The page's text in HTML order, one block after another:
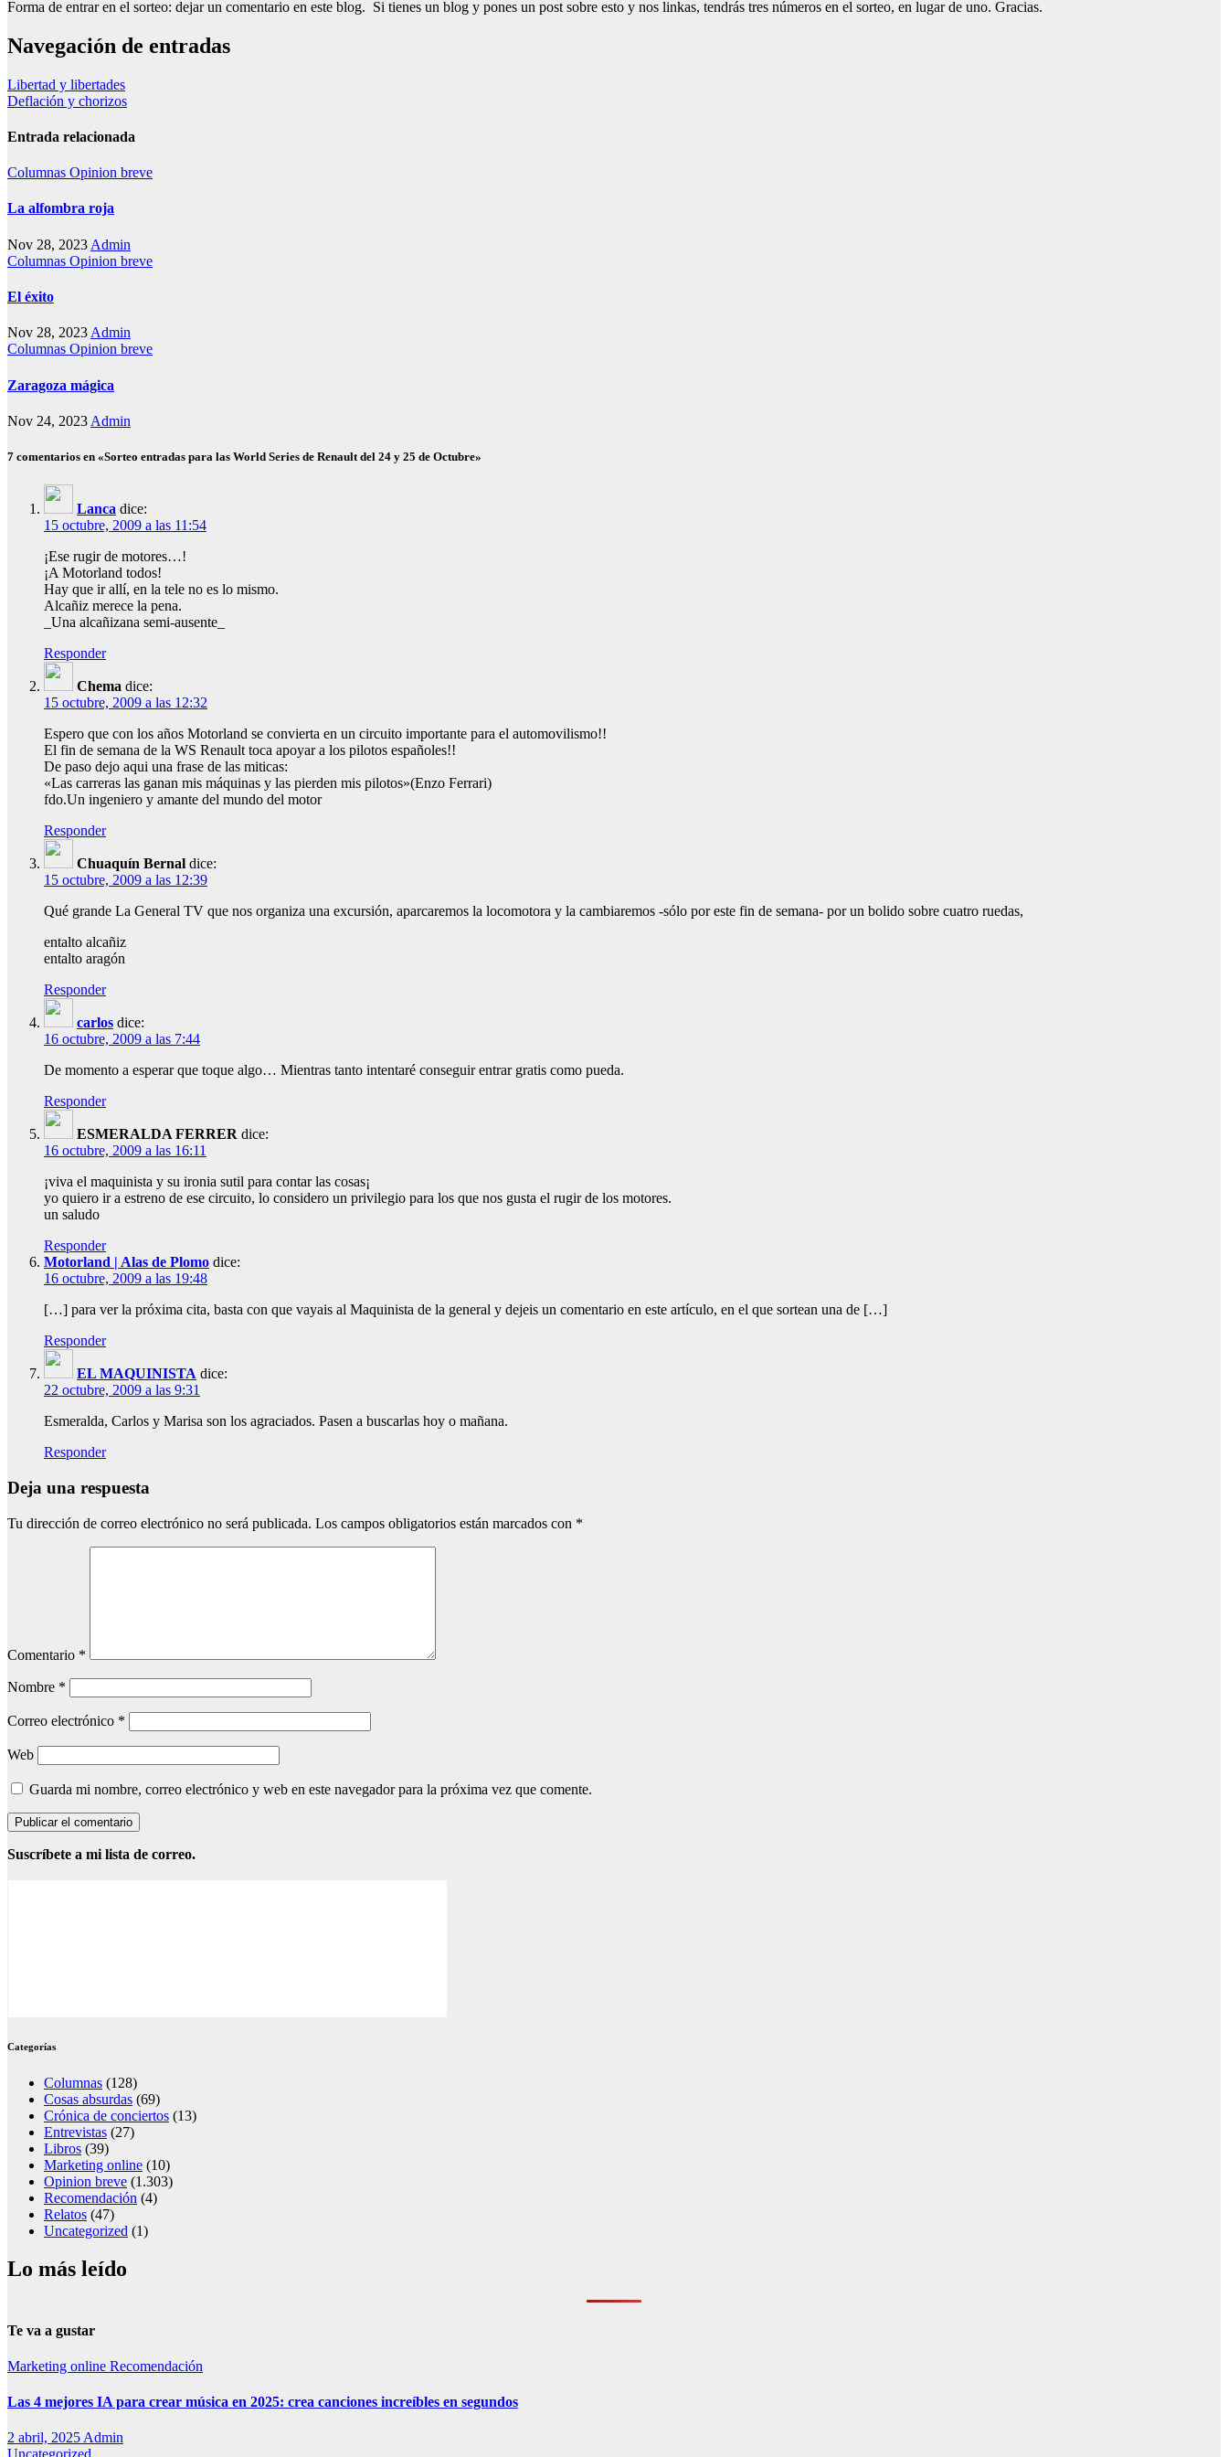
Forma de entrar en el sorteo: dejar un comentario en este blog. Si tienes un blog y pones un post sobre esto y nos linkas, tendrás tres números en el sorteo, en lugar de uno. Gracias.
Navegación de entradas
Libertad y libertades
Deflación y chorizos
Entrada relacionada
Columnas Opinion breve
La alfombra roja
Nov 28, 2023 Admin
Columnas Opinion breve
El éxito
Nov 28, 2023 Admin
Columnas Opinion breve
Zaragoza mágica
Nov 24, 2023 Admin
7 comentarios en «Sorteo entradas para las World Series de Renault del 24 y 25 de Octubre»
Lanca dice:
15 octubre, 2009 a las 11:54
¡Ese rugir de motores…!
¡A Motorland todos!
Hay que ir allí, en la tele no es lo mismo.
Alcañiz merece la pena.
_Una alcañizana semi-ausente_
Responder
Chema dice:
15 octubre, 2009 a las 12:32
Espero que con los años Motorland se convierta en un circuito importante para el automovilismo!!
El fin de semana de la WS Renault toca apoyar a los pilotos españoles!!
De paso dejo aqui una frase de las miticas:
«Las carreras las ganan mis máquinas y las pierden mis pilotos»(Enzo Ferrari)
fdo.Un ingeniero y amante del mundo del motor
Responder
Chuaquín Bernal dice:
15 octubre, 2009 a las 12:39
Qué grande La General TV que nos organiza una excursión, aparcaremos la locomotora y la cambiaremos -sólo por este fin de semana- por un bolido sobre cuatro ruedas,
entalto alcañiz
entalto aragón
Responder
carlos dice:
16 octubre, 2009 a las 7:44
De momento a esperar que toque algo… Mientras tanto intentaré conseguir entrar gratis como pueda.
Responder
ESMERALDA FERRER dice:
16 octubre, 2009 a las 16:11
¡viva el maquinista y su ironia sutil para contar las cosas¡
yo quiero ir a estreno de ese circuito, lo considero un privilegio para los que nos gusta el rugir de los motores.
un saludo
Responder
Motorland | Alas de Plomo dice:
16 octubre, 2009 a las 19:48
[…] para ver la próxima cita, basta con que vayais al Maquinista de la general y dejeis un comentario en este artículo, en el que sortean una de […]
Responder
EL MAQUINISTA dice:
22 octubre, 2009 a las 9:31
Esmeralda, Carlos y Marisa son los agraciados. Pasen a buscarlas hoy o mañana.
Responder
Deja una respuesta
Tu dirección de correo electrónico no será publicada. Los campos obligatorios están marcados con *
Comentario *
Nombre *
Correo electrónico *
Web
Guarda mi nombre, correo electrónico y web en este navegador para la próxima vez que comente.
Suscríbete a mi lista de correo.
Categorías
Columnas (128)
Cosas absurdas (69)
Crónica de conciertos (13)
Entrevistas (27)
Libros (39)
Marketing online (10)
Opinion breve (1.303)
Recomendación (4)
Relatos (47)
Uncategorized (1)
Lo más leído
Te va a gustar
Marketing online Recomendación
Las 4 mejores IA para crear música en 2025: crea canciones increíbles en segundos
2 abril, 2025Admin